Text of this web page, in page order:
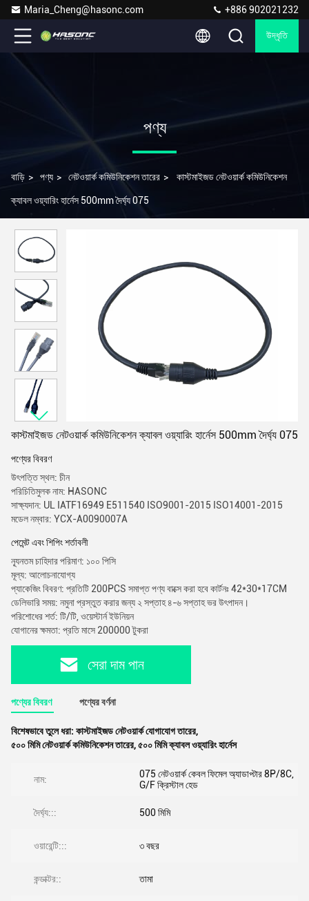
Maria_Cheng@hasonc.com +886 902021232
উদ্ধৃতি
পণ্য
বাড়ি > পণ্য > নেটওয়ার্ক কমিউনিকেশন তারের > কাস্টমাইজড নেটওয়ার্ক কমিউনিকেশন
ক্যাবল ওয়্যারিং হার্নেস 500mm দৈর্ঘ্য 075
কাস্টমাইজড নেটওয়ার্ক কমিউনিকেশন ক্যাবল ওয়্যারিং হার্নেস 500mm দৈর্ঘ্য 075
পণ্যের বিবরণ
উৎপত্তি স্থল: চীন
পরিচিতিমুলক নাম: HASONC
সাক্ষ্যদান: UL IATF16949 E511540 ISO9001-2015 ISO14001-2015
মডেল নম্বার: YCX-A0090007A
পেমেন্ট এবং শিপিং শর্তাবলী
ন্যূনতম চাহিদার পরিমাণ: ১০০ পিসি
মূল্য: আলোচনাযোগ্য
প্যাকেজিং বিবরণ: প্রতিটি 200PCS সমাপ্ত পণ্য বাক্সে করা হবে কার্টনঃ 42*30*17CM
ডেলিভারি সময়: নমুনা প্রস্তুত করার জন্য ২ সপ্তাহ ৪-৬ সপ্তাহ ভর উৎপাদন।
পরিশোধের শর্ত: টি/টি, ওয়েস্টার্ন ইউনিয়ন
যোগানের ক্ষমতা: প্রতি মাসে 200000 টুকরা
সেরা দাম পান
পণ্যের বিবরণ পণ্যের বর্ণনা
বিশেষভাবে তুলে ধরা: কাস্টমাইজড নেটওয়ার্ক যোগাযোগ তারের,
৫০০ মিমি নেটওয়ার্ক কমিউনিকেশন তারের,৫০০ মিমি ক্যাবল ওয়্যারিং হার্নেস
নাম:
075 নেটওয়ার্ক কেবল ফিমেল অ্যাডাপ্টার 8P/8C,
G/F ক্রিস্টাল হেড
দৈর্ঘ্য::: 500 মিমি
ওয়ারেন্টি::: ৩ বছর
কন্ডাক্টর:: তামা